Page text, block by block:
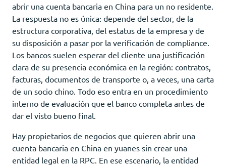
abrir una cuenta bancaria en China para un no residente.
La respuesta no es única: depende del sector, de la
estructura corporativa, del estatus de la empresa y de
su disposición a pasar por la verificación de compliance.
Los bancos suelen esperar del cliente una justificación
clara de su presencia económica en la región: contratos,
facturas, documentos de transporte o, a veces, una carta
de un socio chino. Todo eso entra en un procedimiento
interno de evaluación que el banco completa antes de
dar el visto bueno final.
Hay propietarios de negocios que quieren abrir una
cuenta bancaria en China en yuanes sin crear una
entidad legal en la RPC. En ese escenario, la entidad